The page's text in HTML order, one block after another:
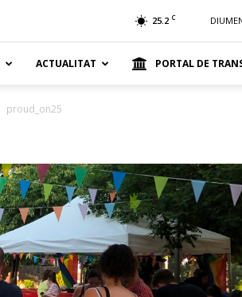
25.2 C
ACTUALITAT PORTAL DE
proud_on25